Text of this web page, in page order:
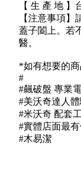
【 生 產 地 】
【注意事項
蓋子闔上。若
醫。
*如有想要的
#
#飆破盤 專業
#美沃奇達人
#米沃奇 配套
#實體店面最
#木易潔